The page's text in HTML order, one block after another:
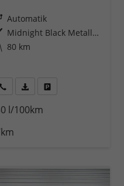
Automatik
Midnight Black Metallic (0E)
Kilometerstand 80 km
anfordern
Datei,
l/100km